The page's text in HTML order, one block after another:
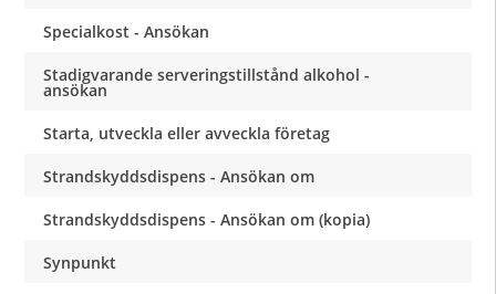
Specialkost - Ansökan
Stadigvarande serveringstillstånd alkohol -
ansökan
Starta, utveckla eller avveckla företag
Strandskyddsdispens - Ansökan om
Strandskyddsdispens - Ansökan om (kopia)
Synpunkt